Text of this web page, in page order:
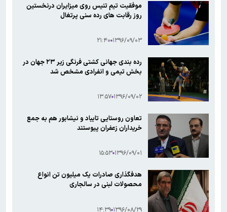
موفقیت تیم تنیس روی میزایران درنخستین
روز رقابت های رده سنی پرتغال
۱۳۹۶/۰۹/۰۳ ۲۱:۴۰
رده بندی جهانی کشتی فرنگی زیر ۲۳ جهان در
بخش تیمی و انفرادی مشخص شد
۱۳۹۶/۰۹/۰۲ ۱۳:۵۷
تعاون روستایی تایباد و نیشابور هم به جمع
خریداران زعفران پیوستند
۱۳۹۶/۰۹/۰۱ ۱۵:۵۳
هدفگذاری صادرات یک میلیون تن انواع
محصولات لبنی در سالجاری
۱۳۹۶/۰۸/۲۹ ۱۴:۳۹